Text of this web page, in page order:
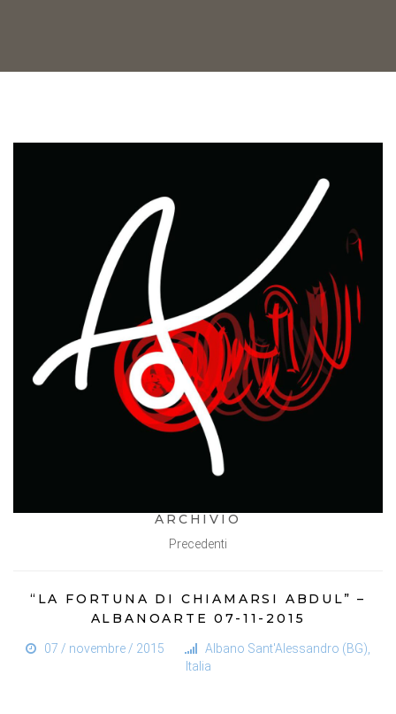
ARCHIVIO
Precedenti
“LA FORTUNA DI CHIAMARSI ABDUL” –
ALBANOARTE 07-11-2015
07 / novembre / 2015
Albano Sant'Alessandro (BG),
Italia